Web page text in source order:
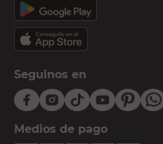
Seguinos en
Medios de pago